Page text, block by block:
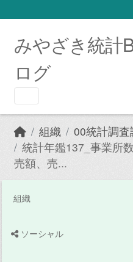
みやざき統計
ログ
組織
00統計調査
統計年鑑137_事業所
売額、売...
組織
ソーシャル